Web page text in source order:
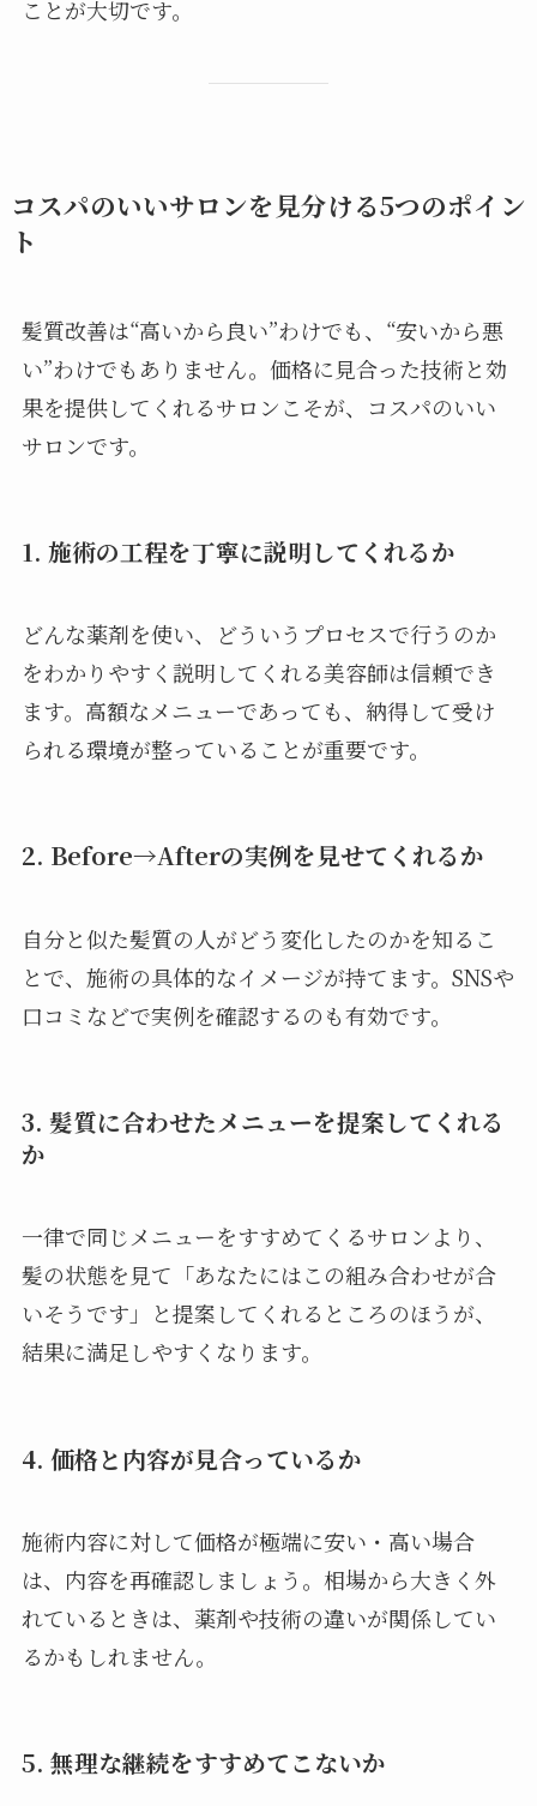
ことが大切です。
コスパのいいサロンを見分ける5つのポイン
ト
髪質改善は“高いから良い”わけでも、“安いから悪
い”わけでもありません。価格に見合った技術と効
果を提供してくれるサロンこそが、コスパのいい
サロンです。
1. 施術の工程を丁寧に説明してくれるか
どんな薬剤を使い、どういうプロセスで行うのか
をわかりやすく説明してくれる美容師は信頼でき
ます。高額なメニューであっても、納得して受け
られる環境が整っていることが重要です。
2. Before→Afterの実例を見せてくれるか
自分と似た髪質の人がどう変化したのかを知るこ
とで、施術の具体的なイメージが持てます。SNSや
口コミなどで実例を確認するのも有効です。
3. 髪質に合わせたメニューを提案してくれる
か
一律で同じメニューをすすめてくるサロンより、
髪の状態を見て「あなたにはこの組み合わせが合
いそうです」と提案してくれるところのほうが、
結果に満足しやすくなります。
4. 価格と内容が見合っているか
施術内容に対して価格が極端に安い・高い場合
は、内容を再確認しましょう。相場から大きく外
れているときは、薬剤や技術の違いが関係してい
るかもしれません。
5. 無理な継続をすすめてこないか